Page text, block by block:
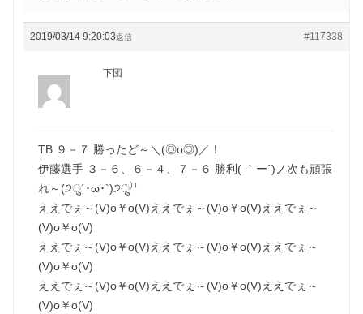
2019/03/14 9:20:03 #117338
返信
下団
TB ９－７ 勝ったど～＼(◎o◎)／！
伊藤選手 ３－６、６－４、７－６ 勝利( ｀ー´)ノ次も頑張
れ～(੭ु´･ω･`)੭ु⁾⁾
ええでぇ～(V)o￥o(V)ええでぇ～(V)o￥o(V)ええでぇ～
(V)o￥o(V)
ええでぇ～(V)o￥o(V)ええでぇ～(V)o￥o(V)ええでぇ～
(V)o￥o(V)
ええでぇ～(V)o￥o(V)ええでぇ～(V)o￥o(V)ええでぇ～
(V)o￥o(V)